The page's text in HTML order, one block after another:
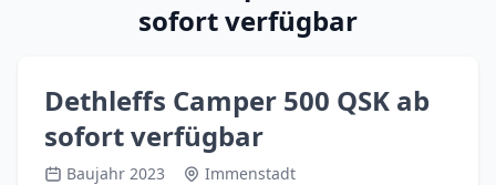
sofort verfügbar
Dethleffs Camper 500 QSK ab
sofort verfügbar
Baujahr 2023 Immenstadt